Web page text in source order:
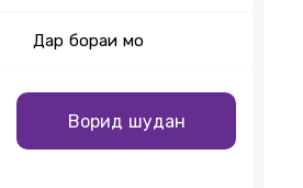
Дар бораи мо
Ворид шудан